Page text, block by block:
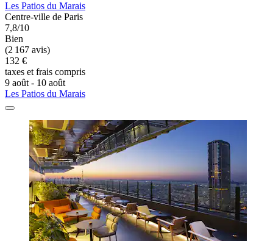
Les Patios du Marais
Centre-ville de Paris
7,8/10
Bien
(2 167 avis)
132 €
taxes et frais compris
9 août - 10 août
Les Patios du Marais